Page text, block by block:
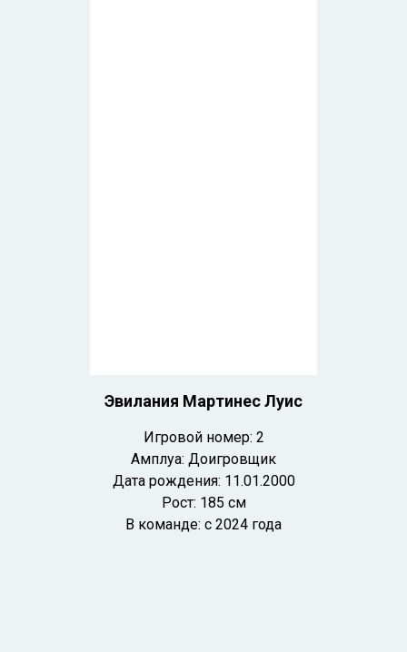
Эвилания Мартинес Луис
Игровой номер: 2
Амплуа: Доигровщик
Дата рождения: 11.01.2000
Рост: 185 см
В команде: с 2024 года